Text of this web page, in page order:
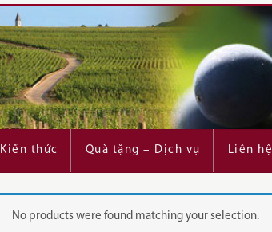
Kiến thức Quà tặng – Dịch vụ Liên hệ
No products were found matching your selection.